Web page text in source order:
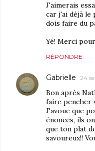
J'aimerais
car j'ai déjà le
dois faire du
Yé! Merci
RÉPONDRE
Gabrielle 24
Bon après
faire pencher
J'avoue que
énonces, ils
que ton plat
savoureux!!